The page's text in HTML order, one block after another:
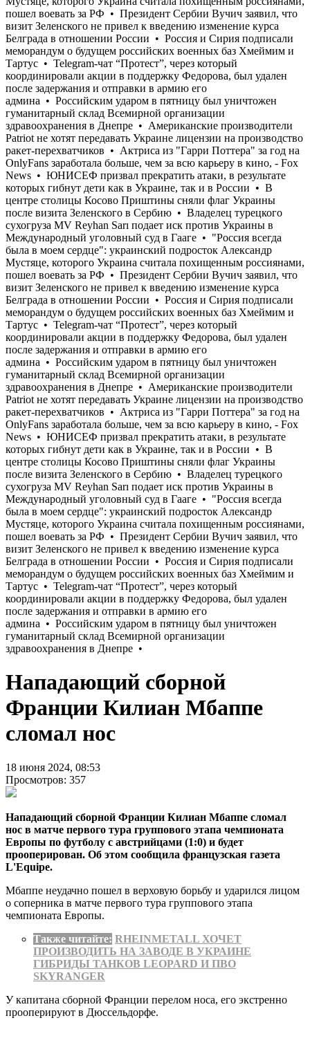
Нападающий сборной
Франции Килиан Мбаппе
сломал нос
18 июня 2024, 08:53
Просмотров: 357
Нападающий сборной Франции Килиан Мбаппе сломал
нос в матче первого тура группового этапа чемпионата
Европы по футболу с австрийцами (1:0) и будет
прооперирован. Об этом сообщила французская газета
L'Equipe.
Мбаппе неудачно пошел в верховую борьбу и ударился лицом
о соперника в матче первого тура группового этапа
чемпионата Европы.
Также читайте: RHEINMETALL ХОЧЕТ
ПРОИЗВОДИТЬ НА ЗАВОДЕ В УКРАИНЕ
ГИБРИДЫ ТАНКОВ LEOPARD И ПВО
SKYRANGER
У капитана сборной Франции перелом носа, его экстренно
прооперируют в Дюссельдорфе.